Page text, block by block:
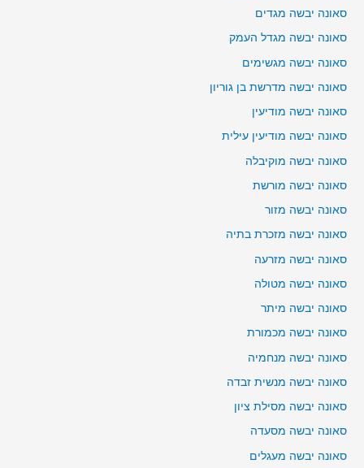
סאונה יבשה מגדים
סאונה יבשה מגדל העמק
סאונה יבשה מגשימים
סאונה יבשה מדרשת בן גוריון
סאונה יבשה מודיעין
סאונה יבשה מודיעין עילית
סאונה יבשה מוקיבלה
סאונה יבשה מורשת
סאונה יבשה מזור
סאונה יבשה מזכרת בתיה
סאונה יבשה מזרעה
סאונה יבשה מטולה
סאונה יבשה מיתר
סאונה יבשה מכמורת
סאונה יבשה מנחמיה
סאונה יבשה מנשית זבדה
סאונה יבשה מסילת ציון
סאונה יבשה מסעדה
סאונה יבשה מעגלים